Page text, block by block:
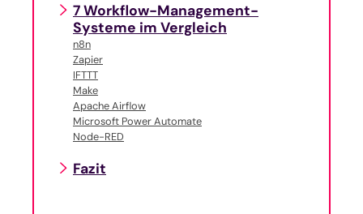
7 Workflow-Management-
Systeme im Vergleich
n8n
Zapier
IFTTT
Make
Apache Airflow
Microsoft Power Automate
Node-RED
Fazit